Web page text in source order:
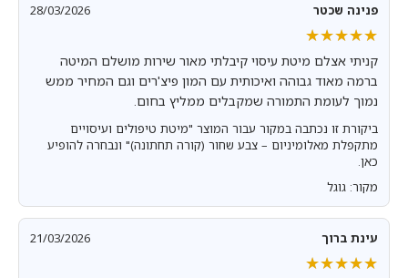
פנינה שכטר 28/03/2026
★★★★★
★★★★★
קניתי אצלם מיטת עיסוי קיבלתי מאור שירות מושלם המיטה
ברמה מאוד גבוהה ואיכותית עם המון פיצ'רים וגם המחיר ממש
נמוך לעומת התמורה שמקבלים ממליץ בחום.
ביקורת זו נכתבה במקור עבור המוצר "מיטת טיפולים ועיסויים
מתקפלת מאלומיניום – צבע שחור (קורה תחתונה)" ונבחרה להופיע
כאן.
מקור: גוגל
עינת ברוך 21/03/2026
★★★★★
★★★★★